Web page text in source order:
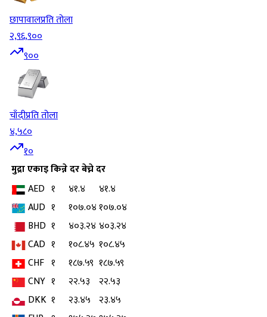
छापावालप्रति तोला
२,९६,९००
९००
चाँदीप्रति तोला
४,५८०
१०
मुद्राएकाइकिन्ने दरबेच्ने दर
AED १ ४१.४
४१.४
AUD १ १०७.०४१०७.०४
BHD १ ४०३.२४ ४०३.२४
CAD १ १०८.४५ १०८.४५
CHF १ १८७.५९ १८७.५९
CNY १ २२.५३
२२.५३
DKK १ २३.४५ २३.४५